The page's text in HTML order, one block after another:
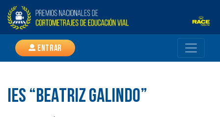
Entrar
IES “BEATRIZ GALINDO”